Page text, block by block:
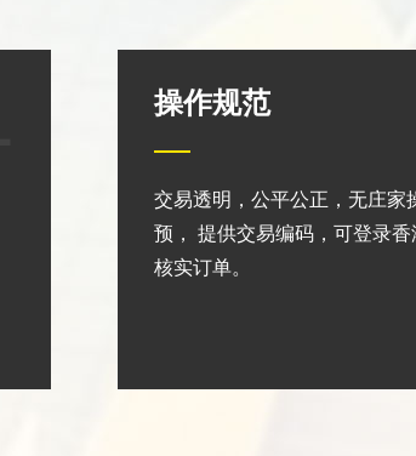
操作规范
交易透明，公平公正，无庄家
预， 提供交易编码，可登录
核实订单。